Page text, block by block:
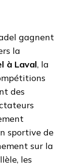
gagnent
la
à Laval, la
des
sportive de
sur la
les